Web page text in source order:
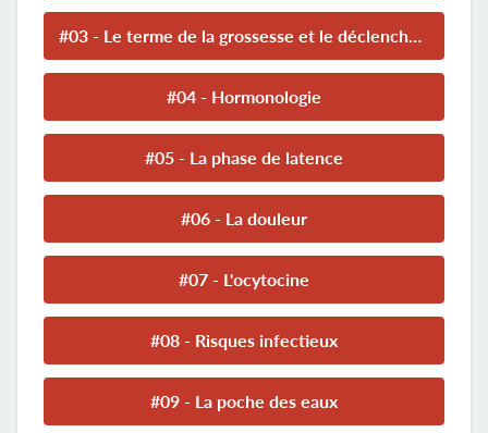
#04 - Hormonologie
#05 - La phase de latence
#06 - La douleur
#07 - L'ocytocine
#08 - Risques infectieux
#09 - La poche des eaux